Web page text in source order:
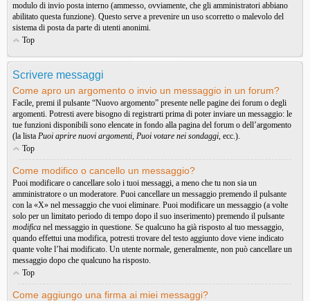
modulo di invio posta interno (ammesso, ovviamente, che gli amministratori abbiano
abilitato questa funzione). Questo serve a prevenire un uso scorretto o malevolo del
sistema di posta da parte di utenti anonimi.
Top
Scrivere messaggi
Come apro un argomento o invio un messaggio in un forum?
Facile, premi il pulsante “Nuovo argomento” presente nelle pagine dei forum o degli
argomenti. Potresti avere bisogno di registrarti prima di poter inviare un messaggio: le
tue funzioni disponibili sono elencate in fondo alla pagina del forum o dell’argomento
(la lista Puoi aprire nuovi argomenti, Puoi votare nei sondaggi, ecc.).
Top
Come modifico o cancello un messaggio?
Puoi modificare o cancellare solo i tuoi messaggi, a meno che tu non sia un
amministratore o un moderatore. Puoi cancellare un messaggio premendo il pulsante
con la «X» nel messaggio che vuoi eliminare. Puoi modificare un messaggio (a volte
solo per un limitato periodo di tempo dopo il suo inserimento) premendo il pulsante
modifica nel messaggio in questione. Se qualcuno ha già risposto al tuo messaggio,
quando effettui una modifica, potresti trovare del testo aggiunto dove viene indicato
quante volte l’hai modificato. Un utente normale, generalmente, non può cancellare un
messaggio dopo che qualcuno ha risposto.
Top
Come aggiungo una firma ai miei messaggi?